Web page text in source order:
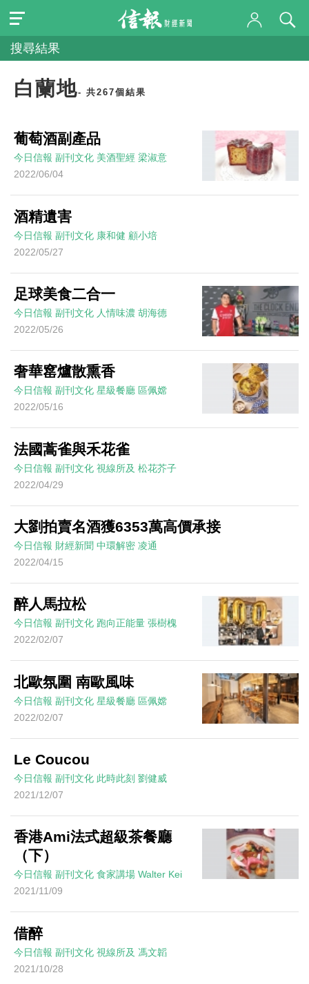
搜尋結果
白蘭地- 共267個結果
葡萄酒副產品
今日信報 副刊文化 美酒聖經 梁淑意
2022/06/04
酒精遺害
今日信報 副刊文化 康和健 顧小培
2022/05/27
足球美食二合一
今日信報 副刊文化 人情味濃 胡海德
2022/05/26
奢華窰爐散熏香
今日信報 副刊文化 星級餐廳 區佩嫦
2022/05/16
法國蒿雀與禾花雀
今日信報 副刊文化 視線所及 松花芥子
2022/04/29
大劉拍賣名酒獲6353萬高價承接
今日信報 財經新聞 中環解密 凌通
2022/04/15
醉人馬拉松
今日信報 副刊文化 跑向正能量 張樹槐
2022/02/07
北歐氛圍 南歐風味
今日信報 副刊文化 星級餐廳 區佩嫦
2022/02/07
Le Coucou
今日信報 副刊文化 此時此刻 劉健威
2021/12/07
香港Ami法式超級茶餐廳
（下）
今日信報 副刊文化 食家講場 Walter Kei
2021/11/09
借醉
今日信報 副刊文化 視線所及 馮文韜
2021/10/28